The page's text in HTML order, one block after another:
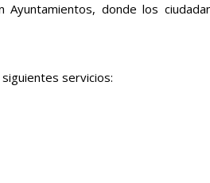
Ayuntamientos, donde los
servicios: